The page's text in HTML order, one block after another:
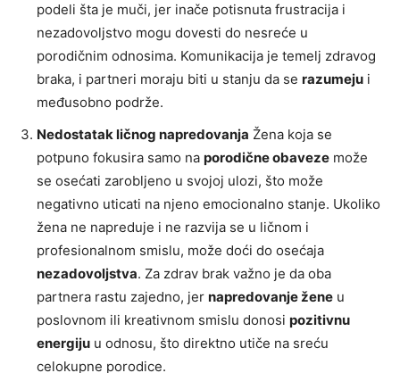
podeli šta je muči, jer inače potisnuta frustracija i
nezadovoljstvo mogu dovesti do nesreće u
porodičnim odnosima. Komunikacija je temelj zdravog
braka, i partneri moraju biti u stanju da se razumeju i
međusobno podrže.
Nedostatak ličnog napredovanja Žena koja se
potpuno fokusira samo na porodične obaveze može
se osećati zarobljeno u svojoj ulozi, što može
negativno uticati na njeno emocionalno stanje. Ukoliko
žena ne napreduje i ne razvija se u ličnom i
profesionalnom smislu, može doći do osećaja
nezadovoljstva. Za zdrav brak važno je da oba
partnera rastu zajedno, jer napredovanje žene u
poslovnom ili kreativnom smislu donosi pozitivnu
energiju u odnosu, što direktno utiče na sreću
celokupne porodice.